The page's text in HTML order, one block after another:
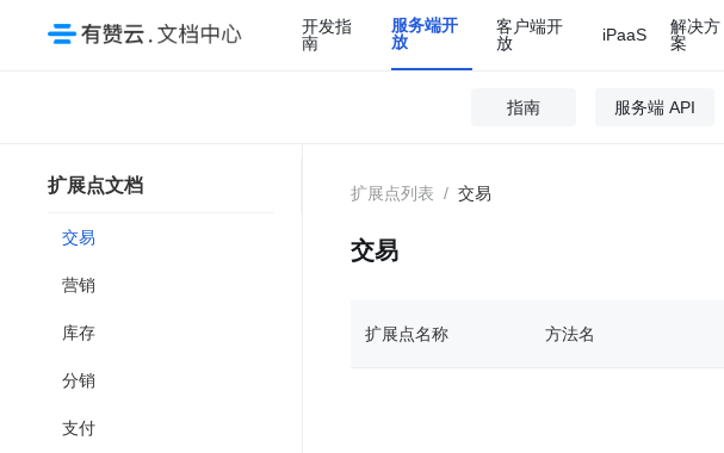
开发指
南
服务端开
放
客户端开
放
iPaaS
解决方
案
指南
服务端 API
扩展点文档
交易
营销
库存
分销
支付
扩展点列表 交易
交易
扩展点名称 方法名